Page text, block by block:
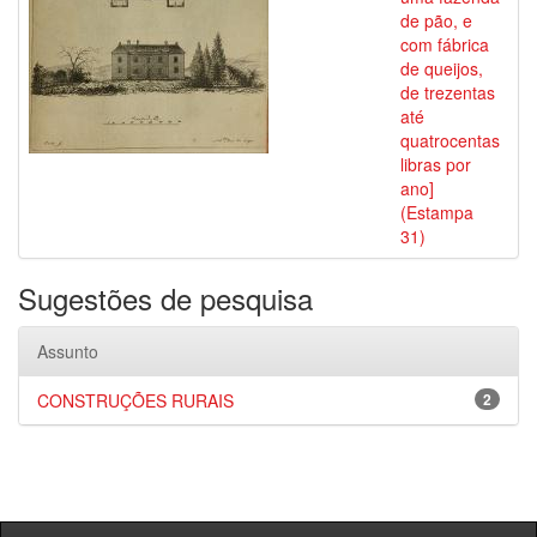
de pão, e
com fábrica
de queijos,
de trezentas
até
quatrocentas
libras por
ano]
(Estampa
31)
Sugestões de pesquisa
Assunto
2
CONSTRUÇÕES RURAIS